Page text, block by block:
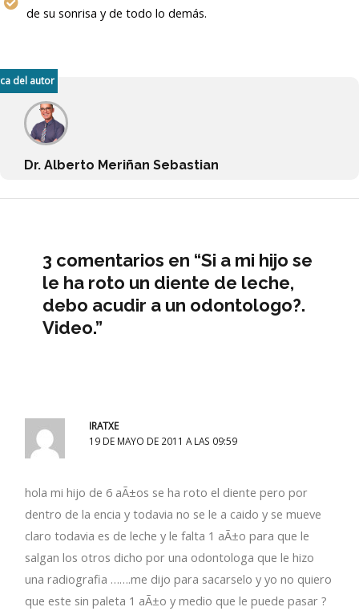
de su sonrisa y de todo lo demás.
del autor
Dr. Alberto Meriñan Sebastian
3 comentarios en “Si a mi hijo se
le ha roto un diente de leche,
debo acudir a un odontologo?.
Video.”
IRATXE
19 DE MAYO DE 2011 A LAS 09:59
hola mi hijo de 6 aÃ±os se ha roto el diente pero por
dentro de la encia y todavia no se le a caido y se mueve
claro todavia es de leche y le falta 1 aÃ±o para que le
salgan los otros dicho por una odontologa que le hizo
una radiografia …….me dijo para sacarselo y yo no quiero
que este sin paleta 1 aÃ±o y medio que le puede pasar ?